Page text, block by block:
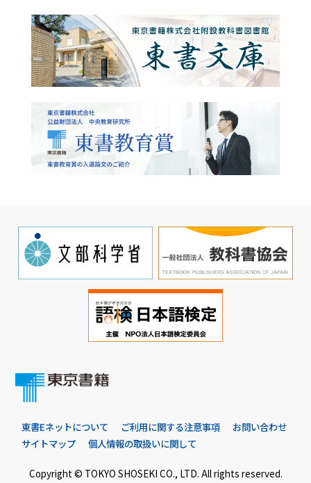
東書Eネットについて ご利用に関する注意事項
お問い合わせ
サイトマップ
個人情報の取扱いに関して
Copyright © TOKYO SHOSEKI CO., LTD. All rights reserved.